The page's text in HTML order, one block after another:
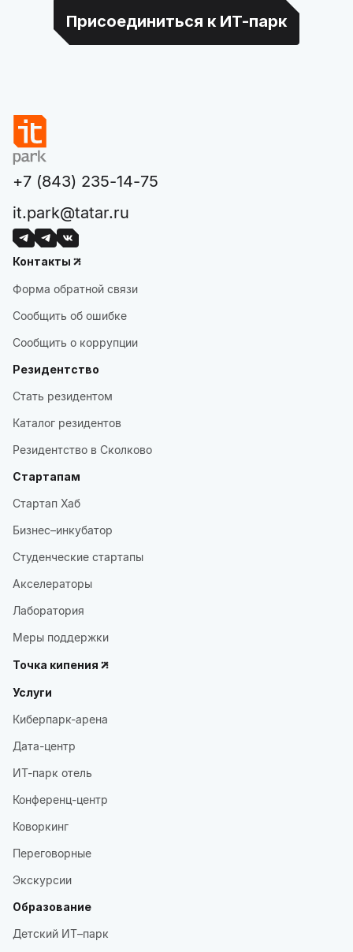
Присоединиться к ИТ-парк
+7 (843) 235-14-75
it.park@tatar.ru
Контакты
Форма обратной связи
Сообщить об ошибке
Сообщить о коррупции
Резидентство
Стать резидентом
Каталог резидентов
Резидентство в Сколково
Стартапам
Стартап Хаб
Бизнес–инкубатор
Студенческие стартапы
Акселераторы
Лаборатория
Меры поддержки
Точка кипения
Услуги
Киберпарк-арена
Дата-центр
ИТ-парк отель
Конференц-центр
Коворкинг
Переговорные
Экскурсии
Образование
Детский ИТ–парк